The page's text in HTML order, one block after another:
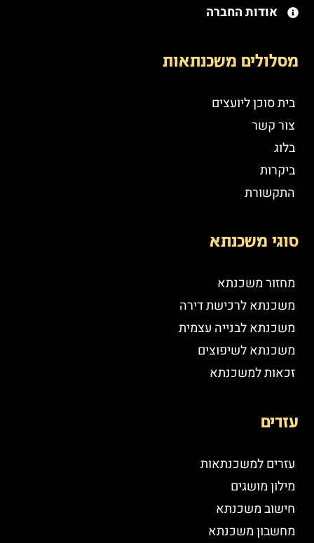
אודות החברה
מסלולים משכנתאות
בית סוכן ליועצים
צור קשר
בלוג
ביקרות
התקשורת
סוגי משכנתא
מחזור משכנתא
משכנתא לרכישת דירה
משכנתא לבנייה עצמית
משכנתא לשיפוצים
זכאות למשכנתא
עזרים
עזרים למשכנתאות
מילון מושגים
חישוב משכנתא
מחשבון משכנתא